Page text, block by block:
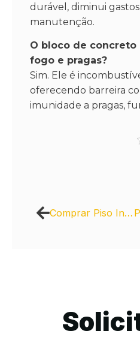
durável, diminui
manutenção.
O bloco de concreto
fogo e pragas?
Sim. Ele é
oferecendo barreira
imunidade a pragas,
Comprar Piso Intertravado de Concreto: Resistência Às Condições Climáticas